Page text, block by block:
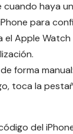
haya
para
Apple
forma manual:
toca la
del